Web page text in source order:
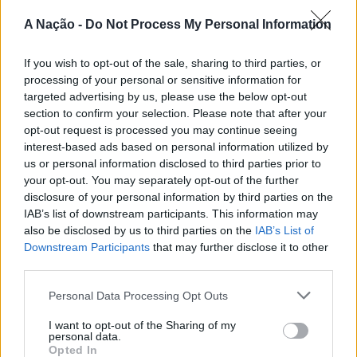
A Nação - Do Not Process My Personal Information
If you wish to opt-out of the sale, sharing to third parties, or
processing of your personal or sensitive information for
targeted advertising by us, please use the below opt-out
section to confirm your selection. Please note that after your
opt-out request is processed you may continue seeing
interest-based ads based on personal information utilized by
us or personal information disclosed to third parties prior to
your opt-out. You may separately opt-out of the further
disclosure of your personal information by third parties on the
IAB’s list of downstream participants. This information may
also be disclosed by us to third parties on the IAB’s List of
Downstream Participants that may further disclose it to other
Personal Data Processing Opt Outs
I want to opt-out of the Sharing of my
personal data.
Opted In
passa também por Sines, Peniche, Viana do Castelo, Vila
Nova de Milfontes e Ericeira.
A iniciativa pretende aproximar a prática dos desportos
de vento das comunidades costeiras, promovendo o
território através do mar e das suas condições naturais.
Nas palavras de Pedro Mota, De todas as etapas do
Nortada Ocean Rides, este evento é o que mais precisa
da “nortada” como apoio, porque sem vento não há
kitesurf.
A presença da Nortada vai mais uma vez, alem da
competição. O que queremos é fazer parte deste
movimento que promove o encontro entre atletas,
visitantes e a comunidade local. Que a marca Nortada
esteja presente de uma forma natural e quase obvia,
Esposende com o vento e o mar, refere o CEO da
Nortada.
ATUALIDADE
Cinco projetos de Cascais finalistas
em iniciativa europeia
Publicado 23 horas atrás
05/08/2026
Por Ígor Lopes
Vencedores serão anunciados no “Innovation in Politics
Congressos do Estoril.